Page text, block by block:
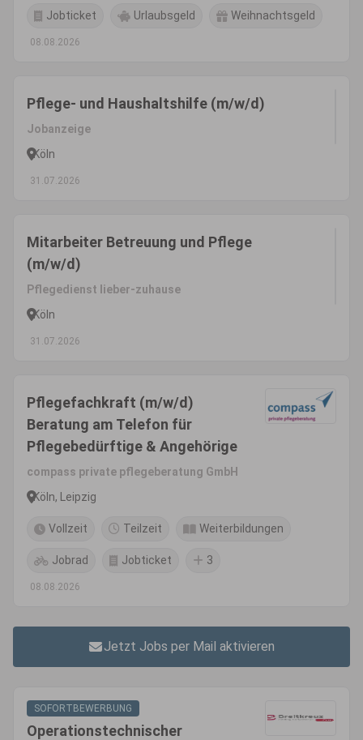
Jobticket Urlaubsgeld Weihnachtsgeld
08.08.2026
Pflege- und Haushaltshilfe (m/w/d)
Jobanzeige
Köln
31.07.2026
Mitarbeiter Betreuung und Pflege
(m/w/d)
Pflegedienst lieber-zuhause
Köln
31.07.2026
Pflegefachkraft (m/w/d)
Beratung am Telefon für
Pflegebedürftige & Angehörige
compass private pflegeberatung GmbH
Köln, Leipzig
Vollzeit Teilzeit Weiterbildungen
Jobrad Jobticket 3
08.08.2026
Jetzt Jobs per Mail aktivieren
SOFORTBEWERBUNG
Operationstechnischer